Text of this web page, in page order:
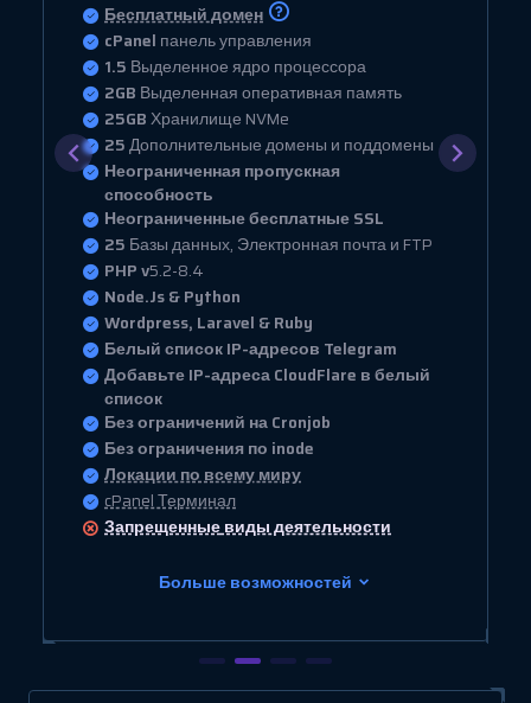
Бесплатный домен
cPanel панель управления
1.5 Выделенное ядро процессора
2GB Выделенная оперативная память
25GBХранилище NVMe
25Дополнительные домены и поддомены
Неограниченная пропускная
способность
Неограниченные бесплатные SSL
25 Базы данных, Электронная почта и FTP
PHP v5.2-8.4
Node.Js & Python
Wordpress, Laravel & Ruby
Белый список IP-адресов Telegram
Добавьте IP-адреса CloudFlare в белый
список
Без ограничений на Cronjob
Без ограничения по inode
Локации по всему миру
cPanel Терминал
Запрещенныевиды деятельности
Больше возможностей